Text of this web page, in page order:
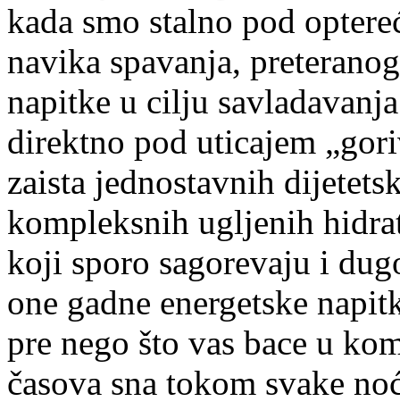
kada smo stalno pod
navika spavanja,
napitke u cilju
direktno pod uticajem
zaista jednostavnih
kompleksnih ugljenih
koji sporo sagorevaju i
one gadne energetske
pre nego što vas bace u
časova sna tokom svake